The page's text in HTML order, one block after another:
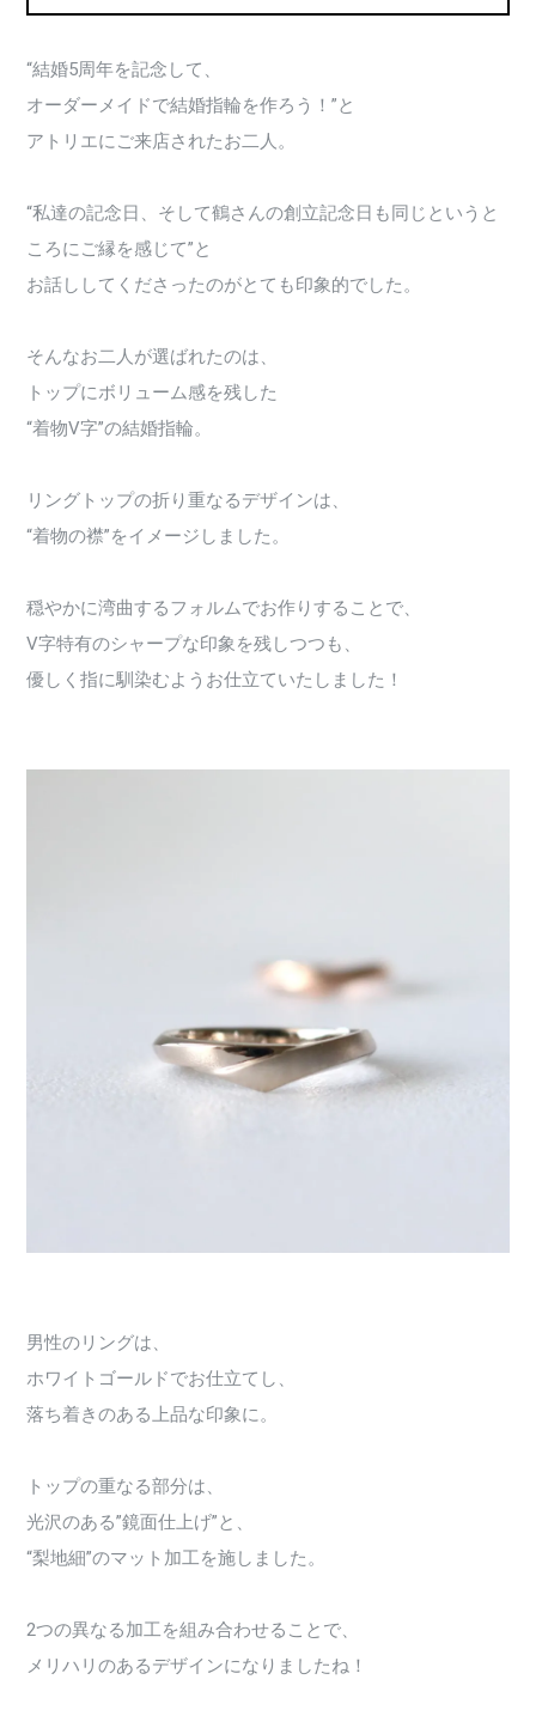
“結婚5周年を記念して、
オーダーメイドで結婚指輪を作ろう！”と
アトリエにご来店されたお二人。
“私達の記念日、そして鶴さんの創立記念日も同じというと
ころにご縁を感じて”と
お話ししてくださったのがとても印象的でした。
そんなお二人が選ばれたのは、
トップにボリューム感を残した
“着物V字”の結婚指輪。
リングトップの折り重なるデザインは、
“着物の襟”をイメージしました。
穏やかに湾曲するフォルムでお作りすることで、
V字特有のシャープな印象を残しつつも、
優しく指に馴染むようお仕立ていたしました！
男性のリングは、
ホワイトゴールドでお仕立てし、
落ち着きのある上品な印象に。
トップの重なる部分は、
光沢のある”鏡面仕上げ”と、
“梨地細”のマット加工を施しました。
2つの異なる加工を組み合わせることで、
メリハリのあるデザインになりましたね！